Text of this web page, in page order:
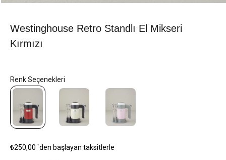
Westinghouse Retro Standlı El Mikseri
Kırmızı
₺250,00 `den başlayan taksitlerle